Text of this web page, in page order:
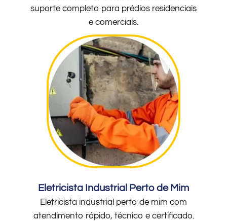
suporte completo para prédios residenciais
e comerciais.
Eletricista Industrial Perto de Mim
Eletricista industrial perto de mim com
atendimento rápido, técnico e certificado.